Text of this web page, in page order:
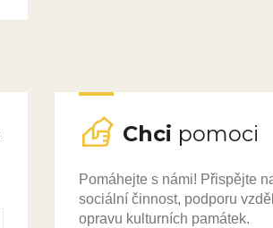
Chci pomoci
Pomáhejte s námi! Přispějte
sociální činnost, podporu
opravu kulturních památek.